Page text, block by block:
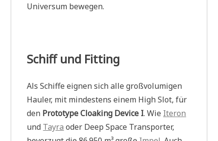
Universum bewegen.
Schiff und Fitting
Als Schiffe eignen sich alle großvolumigen
Hauler, mit mindestens einem High Slot, für
den Prototype Cloaking Device I. Wie Iteron
und Tayra oder Deep Space Transporter,